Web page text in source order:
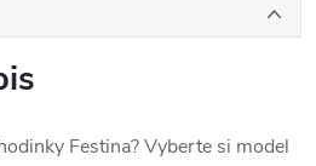
Festina? Vyberte si model